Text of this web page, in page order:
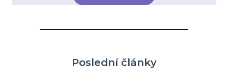
Poslední články